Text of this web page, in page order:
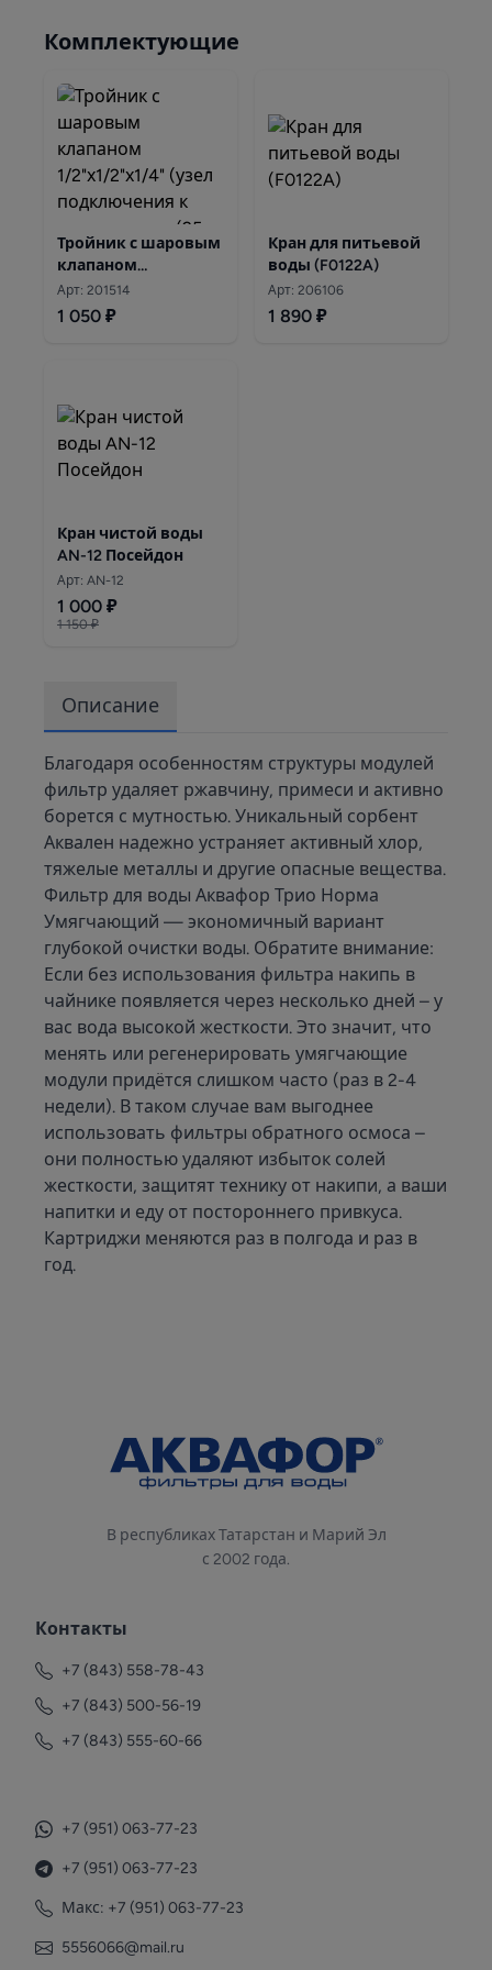
Комплектующие
Тройник с шаровым
клапаном
1/2"х1/2"х1/4"(узел
подключения к
Арт: 201514
1 050 ₽
Кран для питьевой
воды (F0122A)
Арт: 206106
1 890 ₽
Кран чистой воды
AN-12 Посейдон
Арт: AN-12
1 000 ₽
1 150 ₽
Описание
Благодаря особенностям структуры модулей
фильтр удаляет ржавчину, примеси и активно
борется с мутностью. Уникальный сорбент
Аквален надежно устраняет активный хлор,
тяжелые металлы и другие опасные вещества.
Фильтр для воды Аквафор Трио Норма
Умягчающий — экономичный вариант
глубокой очистки воды. Обратите внимание:
Если без использования фильтра накипь в
чайнике появляется через несколько дней – у
вас вода высокой жесткости. Это значит, что
менять или регенерировать умягчающие
модули придётся слишком часто (раз в 2-4
недели). В таком случае вам выгоднее
использовать фильтры обратного осмоса –
они полностью удаляют избыток солей
жесткости, защитят технику от накипи, а ваши
напитки и еду от постороннего привкуса.
Картриджи меняются раз в полгода и раз в
год.
В республиках Татарстан и Марий Эл
с 2002 года.
Контакты
+7 (843) 558-78-43
+7 (843) 500-56-19
+7 (843) 555-60-66
+7 (951) 063-77-23
+7 (951) 063-77-23
Макс: +7 (951) 063-77-23
5556066@mail.ru